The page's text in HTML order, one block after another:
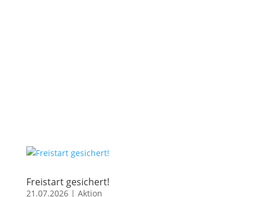
Freistart gesichert!
21.07.2026| Aktion